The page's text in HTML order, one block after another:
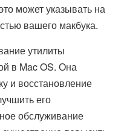
может указывать на
вашего макбука.
утилиты
в Mac OS. Она
и восстановление
его
обслуживание